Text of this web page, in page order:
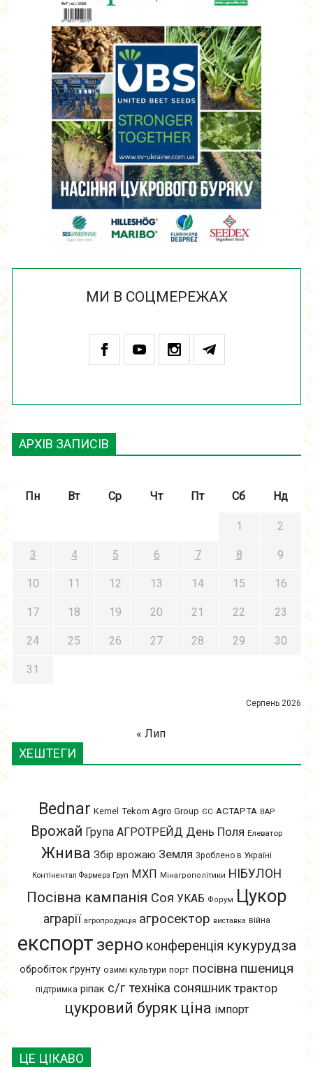
МИ В СОЦМЕРЕЖАХ
ЦЕ ЦІКАВО
АРХІВ ЗАПИСІВ
Серпень 2026
Пн Вт Ср Чт Пт Сб Нд
1 2
3 4 5 6 7 8 9
10 11 12 13 14 15 16
17 18 19 20 21 22 23
24 25 26 27 28 29 30
31
« Лип
ХЕШТЕГИ
Bednar Kernel Tekom Agro Group ЄС АСТАРТА ВАР
Врожай Група АГРОТРЕЙД День Поля Елеватор
Жнива Збір врожаю Земля Зроблено в Україні
Контінентал Фармерз Груп МХП Мінагрополітики НІБУЛОН
Посівна кампанія Соя УКАБ Форум Цукор
аграрії агропродукція агросектор виставка війна
експорт зерно конференція кукурудза
обробіток ґрунту озимі культури порт посівна пшениця
підтримка ріпак с/г техніка соняшник трактор
цукровий буряк ціна імпорт